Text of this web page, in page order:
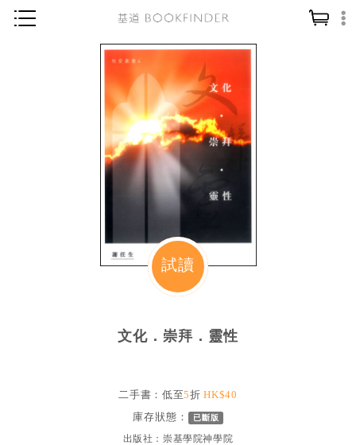
神學／教義
讀經／研經
信仰入門
教會歷史
教會事工
哲學／宗教比較
文藝／勵志
試讀
文化．崇拜．靈性
二手書：低至5折HK$40
庫存狀態：
已斷版
出版社：崇基學院神學院